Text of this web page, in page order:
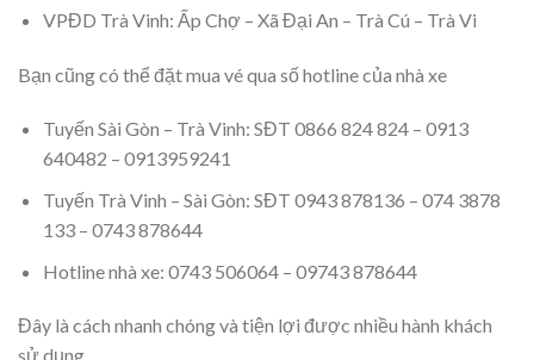
VPĐD Trà Vinh: Ấp Chợ – Xã Đại An – Trà Cú – Trà Vi
Bạn cũng có thể đặt mua vé qua số hotline của nhà xe
Tuyến Sài Gòn – Trà Vinh: SĐT 0866 824 824 – 0913
640482 – 0913959241
Tuyến Trà Vinh – Sài Gòn: SĐT 0943 878136 – 074 3878
133 – 0743 878644
Hotline nhà xe: 0743 506064 – 09743 878644
Đây là cách nhanh chóng và tiện lợi được nhiều hành khách
sử dụng..